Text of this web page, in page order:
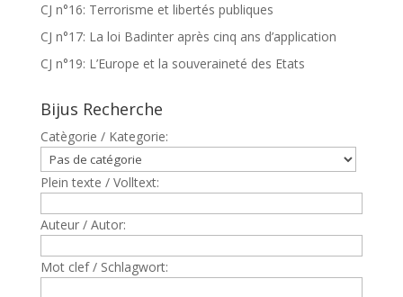
CJ n°16: Terrorisme et libertés publiques
CJ n°17: La loi Badinter après cinq ans d’application
CJ n°19: L’Europe et la souveraineté des Etats
Bijus Recherche
Catègorie / Kategorie:
Plein texte / Volltext:
Auteur / Autor:
Mot clef / Schlagwort: